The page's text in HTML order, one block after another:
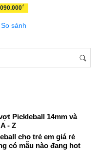
₫
So sánh
Pickleball 14mm và
- Z
cho trẻ em giá rẻ
có mẫu nào đang hot